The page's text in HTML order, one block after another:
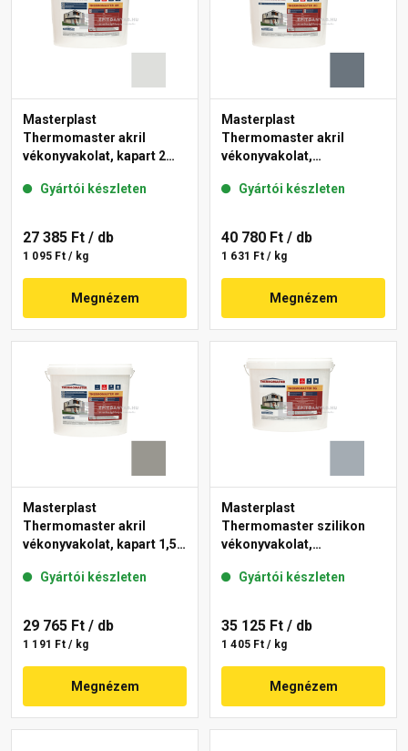
Masterplast
Thermomaster akril
vékonyvakolat, kapart 2
Gyártói készleten
27 385 Ft / db
1 095 Ft / kg
Megnézem
Masterplast
Thermomaster akril
vékonyvakolat,
50-C 25 kg
Gyártói készleten
40 780 Ft / db
1 631 Ft / kg
Megnézem
Masterplast
Thermomaster akril
vékonyvakolat, kapart 1,5
Gyártói készleten
29 765 Ft / db
1 191 Ft / kg
Megnézem
Masterplast
Thermomaster szilikon
vékonyvakolat,
50-E 25 kg
Gyártói készleten
35 125 Ft / db
1 405 Ft / kg
Megnézem